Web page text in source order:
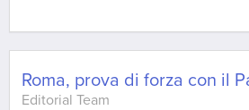
Roma, prova di forza con
Editorial Team